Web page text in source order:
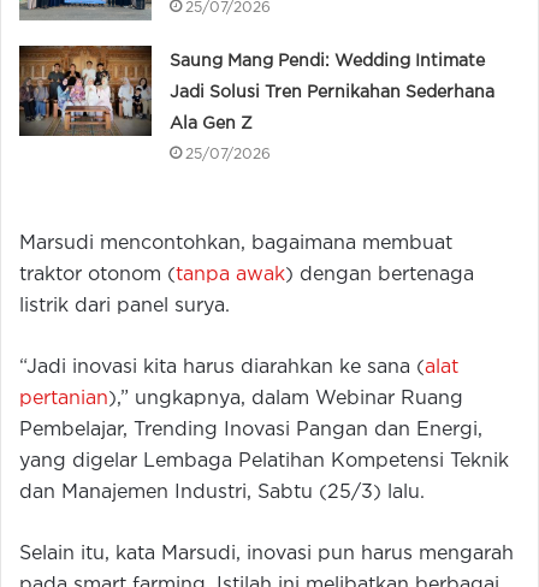
25/07/2026
Saung Mang Pendi: Wedding Intimate
Jadi Solusi Tren Pernikahan Sederhana
Ala Gen Z
25/07/2026
Marsudi mencontohkan, bagaimana membuat
traktor otonom (tanpa awak) dengan bertenaga
listrik dari panel surya.
“Jadi inovasi kita harus diarahkan ke sana (alat
pertanian),” ungkapnya, dalam Webinar Ruang
Pembelajar, Trending Inovasi Pangan dan Energi,
yang digelar Lembaga Pelatihan Kompetensi Teknik
dan Manajemen Industri, Sabtu (25/3) lalu.
Selain itu, kata Marsudi, inovasi pun harus mengarah